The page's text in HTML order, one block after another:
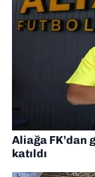
Aliağa FK’dan
katıldı